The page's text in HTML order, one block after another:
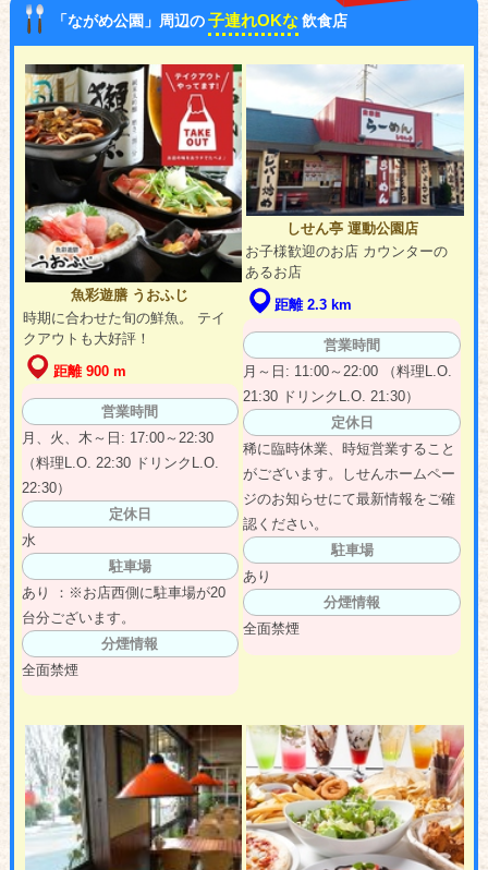
「ながめ公園」周辺の子連れOKな 飲食店
魚彩遊膳 うおふじ
時期に合わせた旬の鮮魚。 テイ
クアウトも大好評！
距離 900 m
営業時間
月、火、木～日: 17:00～22:30
（料理L.O. 22:30 ドリンクL.O.
22:30）
定休日
水
駐車場
あり ：※お店西側に駐車場が20
台分ございます。
分煙情報
全面禁煙
しせん亭 運動公園店
お子様歓迎のお店 カウンターの
あるお店
距離 2.3 km
営業時間
月～日: 11:00～22:00 （料理L.O.
21:30 ドリンクL.O. 21:30）
定休日
稀に臨時休業、時短営業すること
がございます。しせんホームペー
ジのお知らせにて最新情報をご確
認ください。
駐車場
あり
分煙情報
全面禁煙